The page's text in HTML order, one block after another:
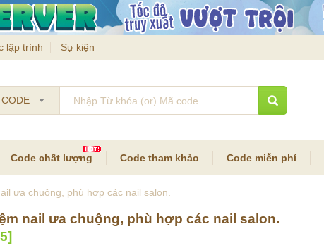
lập trình Sự kiện
Code chất lượng Code tham khảo Code miễn phí
ưa chuộng, phù hợp các nail salon.
nail ưa chuộng, phù hợp các nail salon.
]